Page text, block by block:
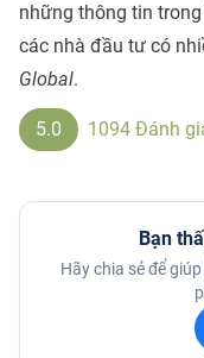
những thông tin
các nhà đầu tư có
Global.
5.0 1094 Đánh
Bạn
Hãy chia sẻ để